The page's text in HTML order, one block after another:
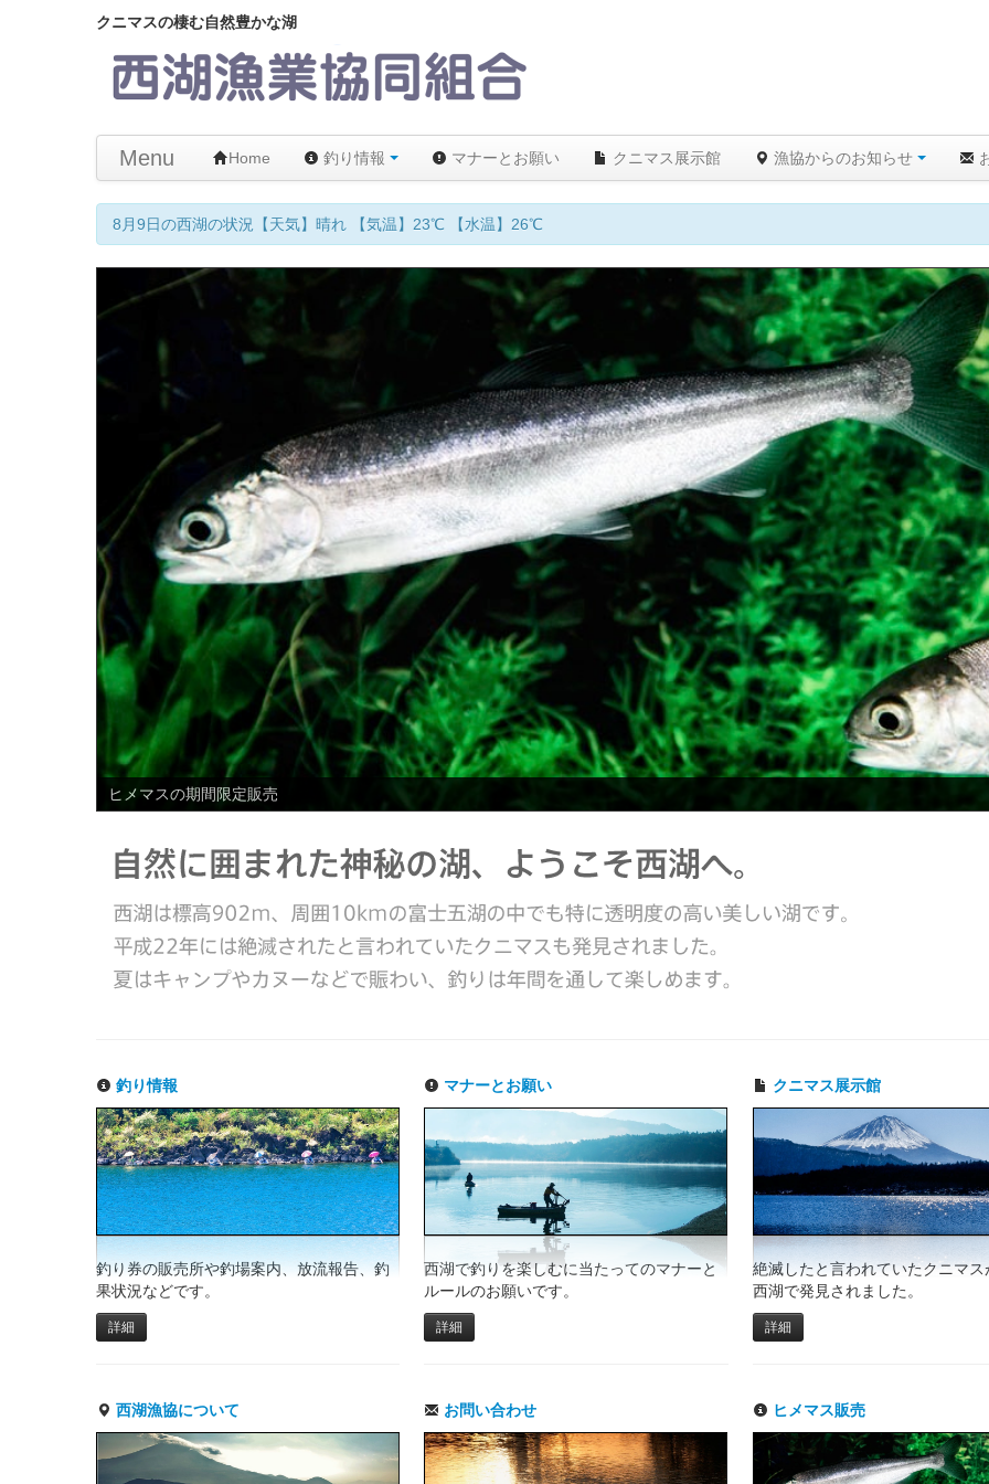
クニマスの棲む自然豊かな湖
Menu Home 釣り情報 マナーとお願い クニマス展示館 漁協からのお知らせ
【メモ】西湖はワームおよびムーチング 禁止です！違反者には以後、遊漁を拒絶します！ルールを守りましょう！
ヒメマスの期間限定販売
釣り情報
釣り券の販売所や釣場案内、放流報告、釣
果状況などです。
詳細
マナーとお願い
西湖で釣りを楽しむに当たってのマナーと
ルールのお願いです。
詳細
クニマス展示館
絶滅したと言われていたクニマ
西湖で発見されました。
詳細
西湖漁協について お問い合わせ ヒメマス販売